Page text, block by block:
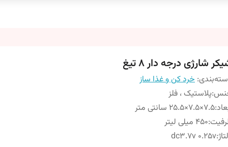
شارژی درجه دار 8 تیغ
: خرد کن و غذا ساز
:پلاستیک ، فلز
:7.5×7.5×25.5 سانتی متر
:450 میلی لیتر
:
dc3.7v 0.25v